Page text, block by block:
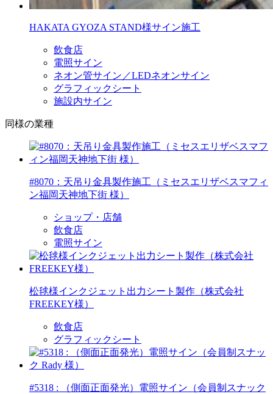
HAKATA GYOZA STAND様サイン施工
飲食店
電照サイン
ネオン管サイン／LEDネオンサイン
グラフィックシート
施設内サイン
同様の業種
#8070：天吊り金具製作施工（ミセスエリザベスマフィ
ン福岡天神地下街 様）
ショップ・店舗
飲食店
電照サイン
松毬様インクジェット出力シート製作（株式会社
FREEKEY様）
飲食店
グラフィックシート
#5318 : （側面正面発光）電照サイン（会員制スナック